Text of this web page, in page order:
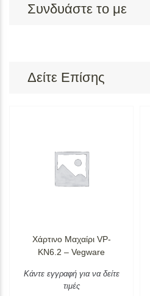
Συνδυάστε το με
Δείτε Επίσης
Χάρτινο Μαχαίρι VP-
KN6.2 – Vegware
Κάντε εγγραφή για να δείτε
τιμές